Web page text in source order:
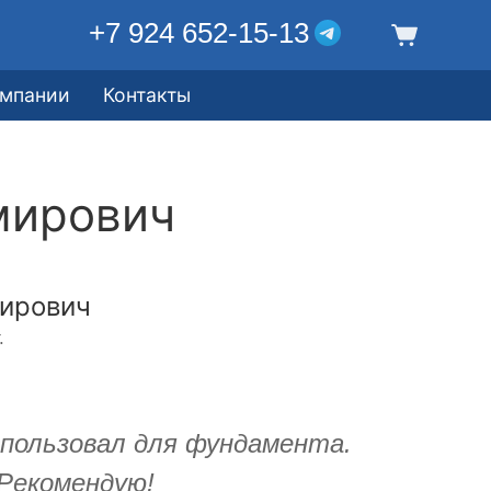
+7 924 652-15-13
Контакты
для фундамента.